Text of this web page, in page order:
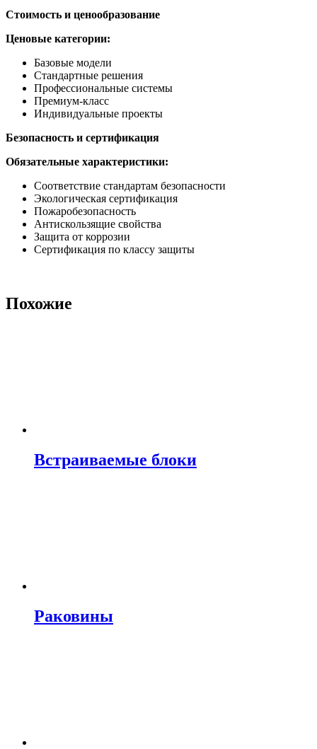
Стоимость и ценообразование
Ценовые категории:
Базовые модели
Стандартные решения
Профессиональные системы
Премиум-класс
Индивидуальные проекты
Безопасность и сертификация
Обязательные характеристики:
Соответствие стандартам безопасности
Экологическая сертификация
Пожаробезопасность
Антискользящие свойства
Защита от коррозии
Сертификация по классу защиты
Похожие
Встраиваемые блоки
Раковины